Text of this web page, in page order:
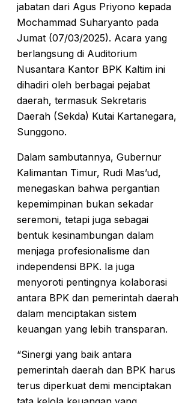
jabatan dari Agus Priyono kepada
Mochammad Suharyanto pada
Jumat (07/03/2025). Acara yang
berlangsung di Auditorium
Nusantara Kantor BPK Kaltim ini
dihadiri oleh berbagai pejabat
daerah, termasuk Sekretaris
Daerah (Sekda) Kutai Kartanegara,
Sunggono.
Dalam sambutannya, Gubernur
Kalimantan Timur, Rudi Mas’ud,
menegaskan bahwa pergantian
kepemimpinan bukan sekadar
seremoni, tetapi juga sebagai
bentuk kesinambungan dalam
menjaga profesionalisme dan
independensi BPK. Ia juga
menyoroti pentingnya kolaborasi
antara BPK dan pemerintah daerah
dalam menciptakan sistem
keuangan yang lebih transparan.
“Sinergi yang baik antara
pemerintah daerah dan BPK harus
terus diperkuat demi menciptakan